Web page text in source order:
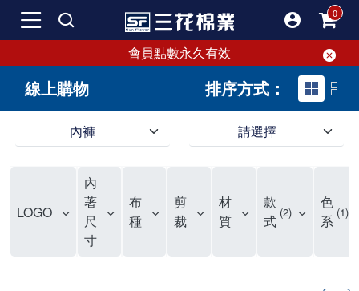
會員點數永久有效
線上購物 排序方式：
內褲 請選擇
LOGO
內
著
尺
寸
布
種
剪
裁
材
質
款
式 2
色
系 1